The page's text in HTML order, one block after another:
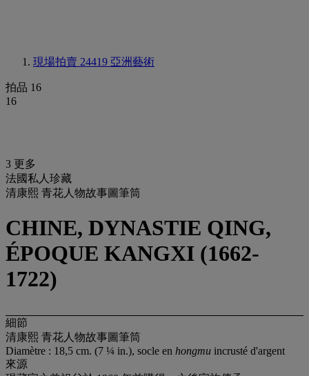
現場拍賣 24419 亞洲藝術
拍品 16
16
3 更多
法國私人珍藏
清康熙 青花人物故事圖筆筒
CHINE, DYNASTIE QING,
ÉPOQUE KANGXI (1662-
1722)
細節
清康熙 青花人物故事圖筆筒
Diamètre : 18,5 cm. (7 ¼ in.), socle en hongmu incrusté d'argent
來源